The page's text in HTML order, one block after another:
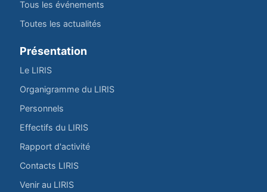
Tous les événements
Toutes les actualités
Présentation
Le LIRIS
Organigramme du LIRIS
Personnels
Effectifs du LIRIS
Rapport d'activité
Contacts LIRIS
Venir au LIRIS